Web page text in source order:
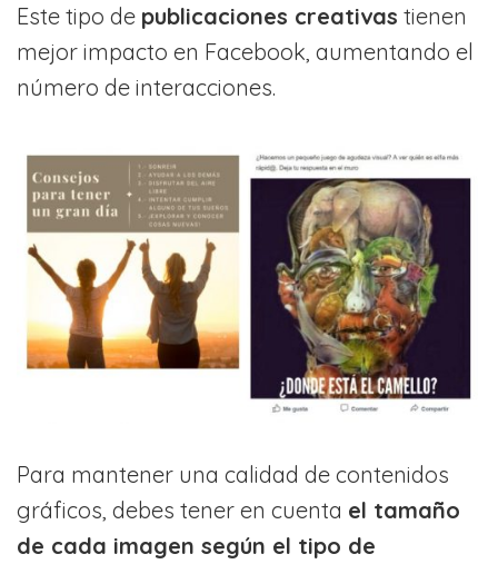
Este tipo de publicaciones creativas tienen
mejor impacto en Facebook, aumentando el
número de interacciones.
Para mantener una calidad de contenidos
gráficos, debes tener en cuenta el tamaño
de cada imagen según el tipo de